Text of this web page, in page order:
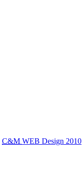
C&M WEB Design 2010